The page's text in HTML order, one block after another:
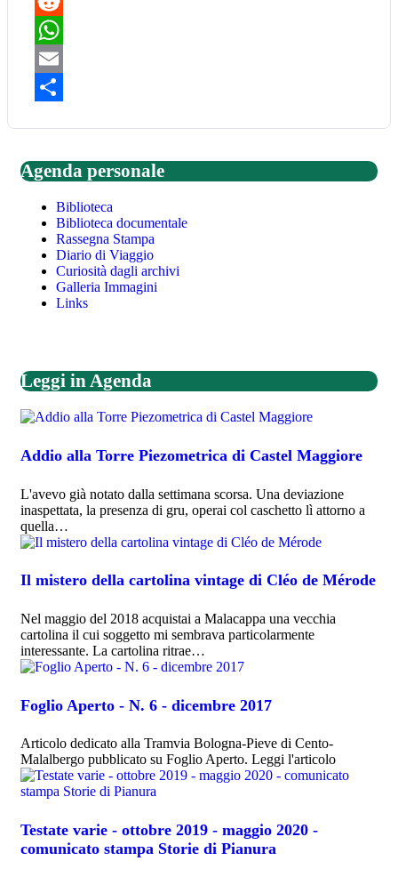
Reddit
WhatsApp
Email
Agenda personale
Biblioteca
Biblioteca documentale
Rassegna Stampa
Diario di Viaggio
Curiosità dagli archivi
Galleria Immagini
Links
Leggi in Agenda
Addio alla Torre Piezometrica di Castel Maggiore
L'avevo già notato dalla settimana scorsa. Una deviazione
inaspettata, la presenza di gru, operai col caschetto lì attorno a
quella…
Il mistero della cartolina vintage di Cléo de Mérode
Nel maggio del 2018 acquistai a Malacappa una vecchia
cartolina il cui soggetto mi sembrava particolarmente
interessante. La cartolina ritrae…
Foglio Aperto - N. 6 - dicembre 2017
Articolo dedicato alla Tramvia Bologna-Pieve di Cento-
Malalbergo pubblicato su Foglio Aperto. Leggi l'articolo
Testate varie - ottobre 2019 - maggio 2020 -
comunicato stampa Storie di Pianura